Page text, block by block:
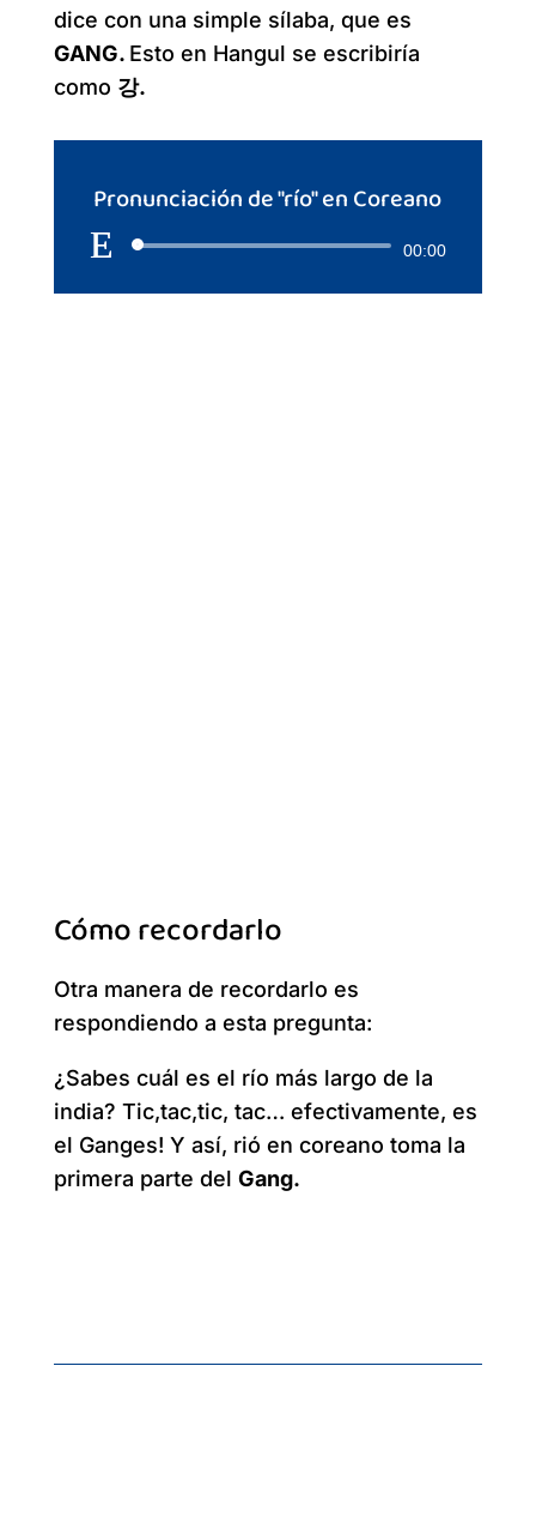
dice con una simple sílaba, que es
GANG. Esto en Hangul se escribiría
como 강.
Pronunciación de "río" en Coreano
Reproductor
00:00
Cómo recordarlo
Otra manera de recordarlo es
respondiendo a esta pregunta:
¿Sabes cuál es el río más largo de la
india? Tic,tac,tic, tac… efectivamente, es
el Ganges! Y así, rió en coreano toma la
primera parte del Gang.